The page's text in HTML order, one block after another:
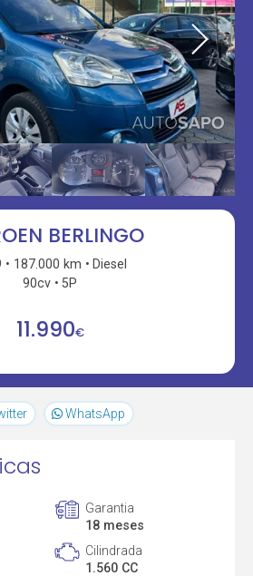
BERLINGO
187.000 km
Diesel
90cv
5P
11.990€
WhatsApp
Garantia
18 meses
Cilindrada
1.560 CC